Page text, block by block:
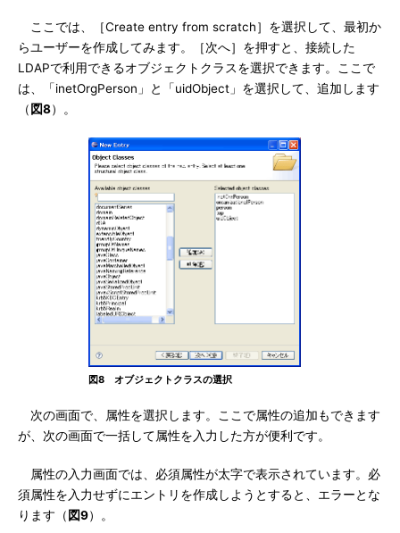
ここでは、［Create entry from scratch］を選択して、最初か
らユーザーを作成してみます。［次へ］を押すと、接続した
LDAPで利用できるオブジェクトクラスを選択できます。ここで
は、「inetOrgPerson」と「uidObject」を選択して、追加します
（ 図8）。
図8 オブジェクトクラスの選択
次の画面で、属性を選択します。ここで属性の追加もできます
が、次の画面で一括して属性を入力した方が便利です。
属性の入力画面では、必須属性が太字で表示されています。必
須属性を入力せずにエントリを作成しようとすると、エラーとな
ります（ 図9）。